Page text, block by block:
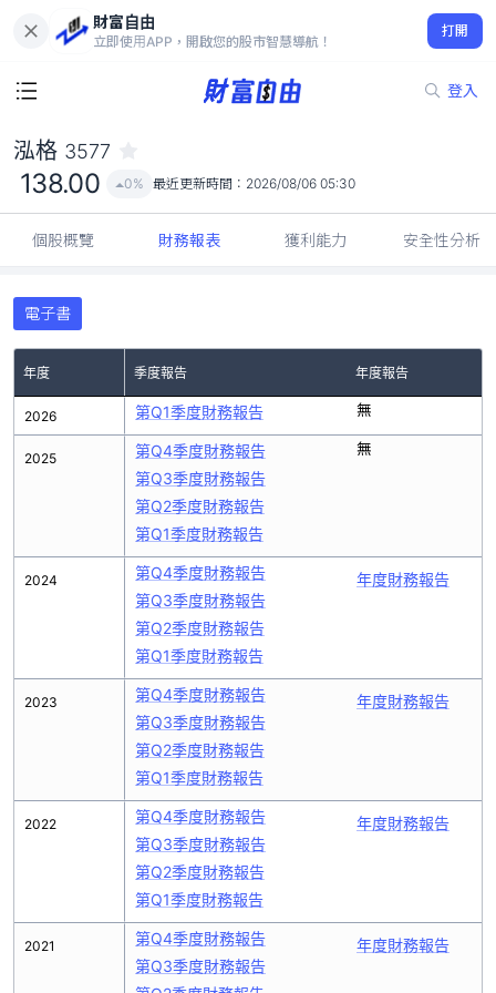
財富自由
立即使用APP，開啟您的股市智慧導航！
打開
登入
138.00
0%
泓格 3577
138.00 0% 最近更新時間： 2026/08/06 05:30
個股概覽 財務報表 獲利能力 安全性分析
電子書
年度 季度報告 年度報告
2026
2025
2024
2023
2022
2021
第Q1季度財務報告 無
第Q4季度財務報告
第Q3季度財務報告
第Q2季度財務報告
第Q1季度財務報告
無
第Q4季度財務報告
第Q3季度財務報告
第Q2季度財務報告
第Q1季度財務報告
年度財務報告
第Q4季度財務報告
第Q3季度財務報告
第Q2季度財務報告
第Q1季度財務報告
年度財務報告
第Q4季度財務報告
第Q3季度財務報告
第Q2季度財務報告
第Q1季度財務報告
年度財務報告
第Q4季度財務報告
第Q3季度財務報告
年度財務報告